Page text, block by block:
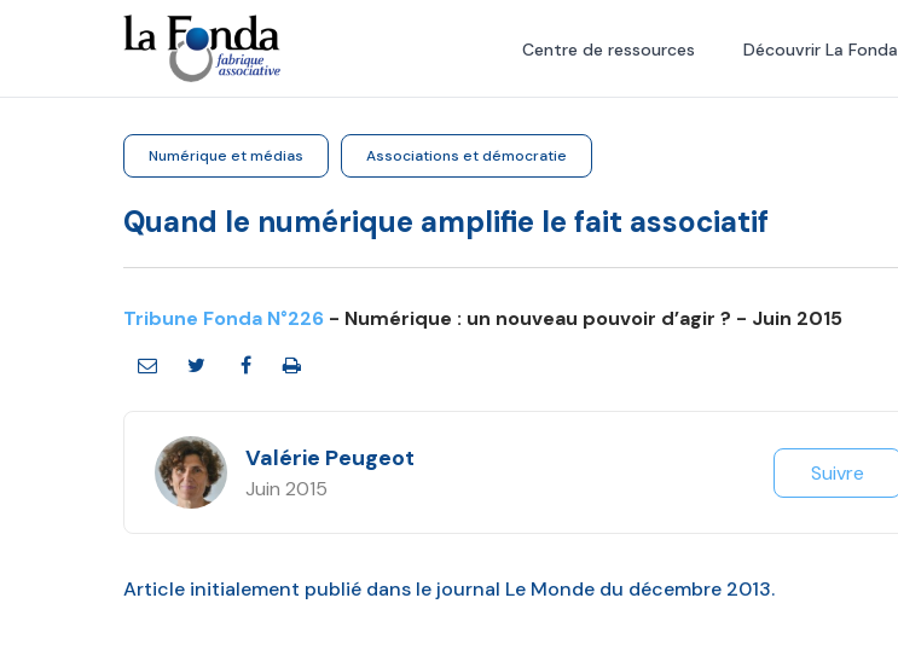
principal
Centre de ressources Découvrir La Fonda
Numérique et médias Associations et démocratie
Quand le numérique amplifie le fait associatif
Tribune Fonda N°226 - Numérique : un nouveau pouvoir d’agir ? - Juin 2015
Valérie Peugeot
Juin 2015
Suivre
Article initialement publié dans le journal Le Monde du décembre 2013.